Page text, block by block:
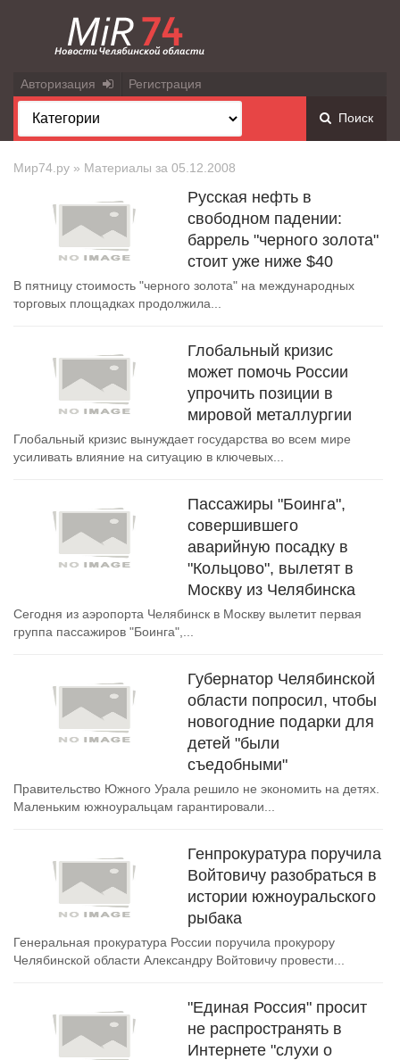
Авторизация Регистрация
Поиск
Мир74.ру » Материалы за 05.12.2008
Русская нефть в
свободном падении:
баррель "черного золота"
стоит уже ниже $40
В пятницу стоимость "черного золота" на международных
торговых площадках продолжила...
Глобальный кризис
может помочь России
упрочить позиции в
мировой металлургии
Глобальный кризис вынуждает государства во всем мире
усиливать влияние на ситуацию в ключевых...
Пассажиры "Боинга",
совершившего
аварийную посадку в
"Кольцово", вылетят в
Москву из Челябинска
Сегодня из аэропорта Челябинск в Москву вылетит первая
группа пассажиров "Боинга",...
Губернатор Челябинской
области попросил, чтобы
новогодние подарки для
детей "были
съедобными"
Правительство Южного Урала решило не экономить на детях.
Маленьким южноуральцам гарантировали...
Генпрокуратура поручила
Войтовичу разобраться в
истории южноуральского
рыбака
Генеральная прокуратура России поручила прокурору
Челябинской области Александру Войтовичу провести...
"Единая Россия" просит
не распространять в
Интернете "слухи о